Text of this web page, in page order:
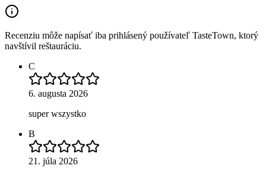
Recenziu môže napísať iba prihlásený používateľ TasteTown, ktorý
navštívil reštauráciu.
C
6. augusta 2026
super wszystko
B
21. júla 2026